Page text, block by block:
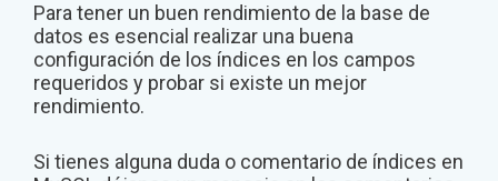
Para tener un buen rendimiento de la base de
datos es esencial realizar una buena
configuración de los índices en los campos
requeridos y probar si existe un mejor
rendimiento.
Si tienes alguna duda o comentario de índices en